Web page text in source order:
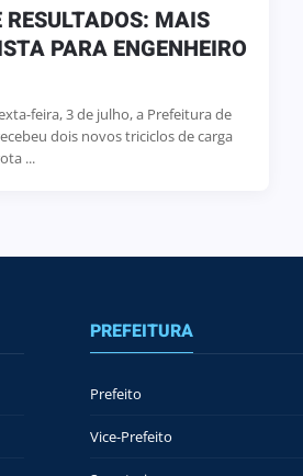
RESULTADOS: MAIS
PARA ENGENHEIRO
feira, 3 de julho, a Prefeitura de
dois novos triciclos de carga
...
PREFEITURA
Prefeito
Vice-Prefeito